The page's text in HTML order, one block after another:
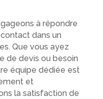
à répondre
dans un
Que vous ayez
de devis ou besoin
équipe dédiée est
et
la satisfaction de